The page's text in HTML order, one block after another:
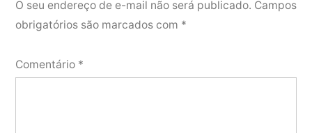
O seu endereço de e-mail não será publicado. Campos
obrigatórios são marcados com *
Comentário *